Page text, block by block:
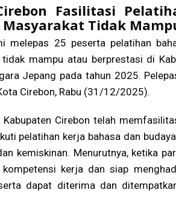
Fasilitasi
Tidak
melepas 25 peserta pelatihan
mampu atau berprestasi di
Jepang pada tahun 2025.
Cirebon, Rabu (31/12/2025).
Cirebon telah
pelatihan kerja bahasa dan
kemiskinan. Menurutnya, ketika
kerja dan siap
dapat diterima dan